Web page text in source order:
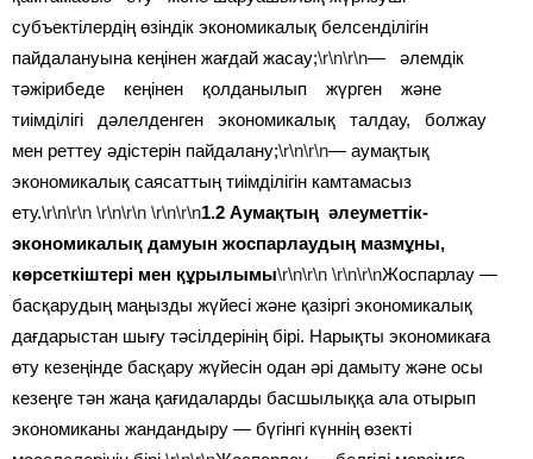
субъектілердің өзіндік экономикалық белсенділігін
пайдалануына кеңінен жағдай жасау;\r\n\r\n— әлемдік
тәжірибеде кеңінен қолданылып жүрген және
тиімділігі дәлелденген экономикалық талдау, болжау
мен реттеу әдістерін пайдалану;\r\n\r\n— аумақтық
экономикалық саясаттың тиімділігін камтамасыз
ету.\r\n\r\n \r\n\r\n \r\n\r\n1.2 Аумақтың әлеуметтік-
экономикалық дамуын жоспарлаудың мазмұны,
көрсеткіштері мен құрылымы\r\n\r\n \r\n\r\nЖоспарлау —
басқарудың маңызды жүйесі және қазіргі экономикалық
дағдарыстан шығу тәсілдерінің бірі. Нарықты экономикаға
өту кезеңінде басқару жүйесін одан әрі дамыту және осы
кезеңге тән жаңа қағидаларды басшылыққа ала отырып
экономиканы жандандыру — бүгінгі күннің өзекті